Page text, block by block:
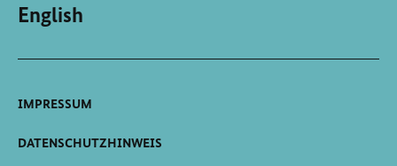
English
IMPRESSUM
DATENSCHUTZHINWEIS